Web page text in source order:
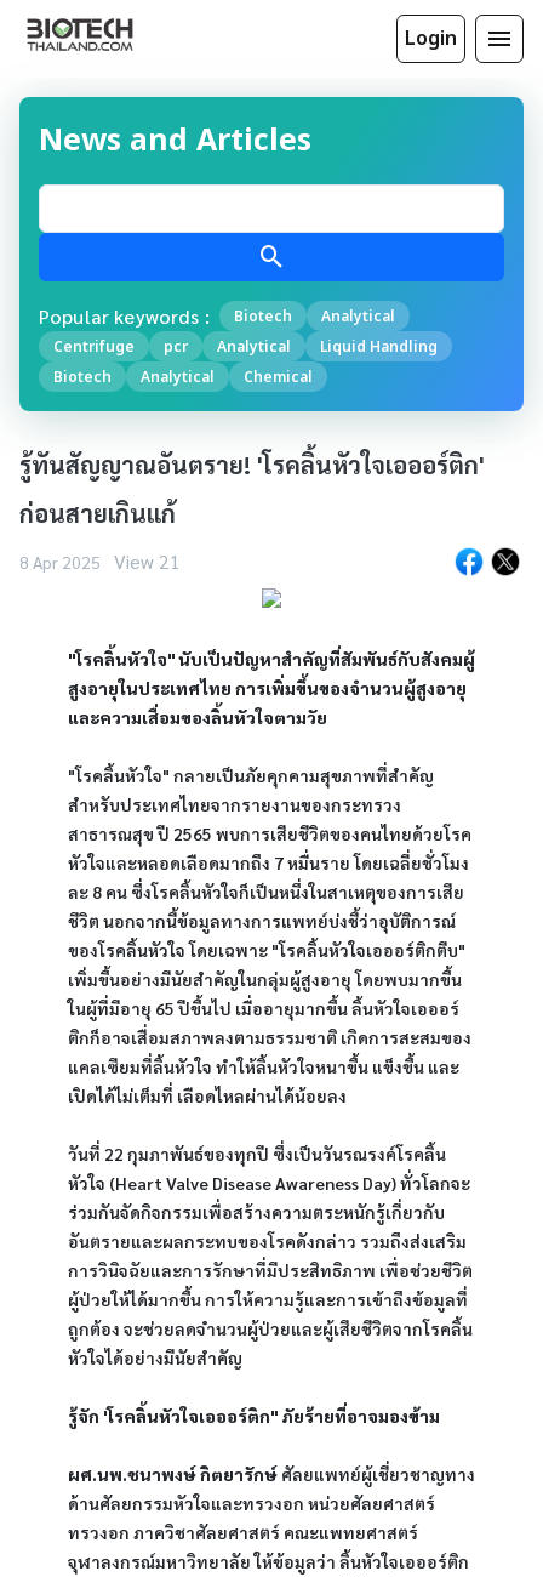
Login
News and Articles
Popular keywords : Biotech
Analytical
Centrifuge
pcr Analytical
Liquid Handling
Biotech
Analytical Chemical
รู้ทันสัญญาณอันตราย! 'โรคลิ้นหัวใจเอออร์ติก'
ก่อนสายเกินแก้
8 Apr 2025 View 21
"โรคลิ้นหัวใจ" นับเป็นปัญหาสำคัญที่สัมพันธ์กับสังคมผู้
สูงอายุในประเทศไทย การเพิ่มขึ้นของจำนวนผู้สูงอายุ
และความเสื่อมของลิ้นหัวใจตามวัย
"โรคลิ้นหัวใจ" กลายเป็นภัยคุกคามสุขภาพที่สำคัญ
สำหรับประเทศไทยจากรายงานของกระทรวง
สาธารณสุข ปี 2565 พบการเสียชีวิตของคนไทยด้วยโรค
หัวใจและหลอดเลือดมากถึง 7 หมื่นราย โดยเฉลี่ยชั่วโมง
ละ 8 คน ซึ่งโรคลิ้นหัวใจก็เป็นหนึ่งในสาเหตุของการเสีย
ชีวิต นอกจากนี้ข้อมูลทางการแพทย์บ่งชี้ว่าอุบัติการณ์
ของโรคลิ้นหัวใจ โดยเฉพาะ "โรคลิ้นหัวใจเอออร์ติกตีบ"
เพิ่มขึ้นอย่างมีนัยสำคัญในกลุ่มผู้สูงอายุ โดยพบมากขึ้น
ในผู้ที่มีอายุ 65 ปีขึ้นไป เมื่ออายุมากขึ้น ลิ้นหัวใจเอออร์
ติกก็อาจเสื่อมสภาพลงตามธรรมชาติ เกิดการสะสมของ
แคลเซียมที่ลิ้นหัวใจ ทำให้ลิ้นหัวใจหนาขึ้น แข็งขึ้น และ
เปิดได้ไม่เต็มที่ เลือดไหลผ่านได้น้อยลง
วันที่ 22 กุมภาพันธ์ของทุกปี ซึ่งเป็นวันรณรงค์โรคลิ้น
หัวใจ (Heart Valve Disease Awareness Day) ทั่วโลกจะ
ร่วมกันจัดกิจกรรมเพื่อสร้างความตระหนักรู้เกี่ยวกับ
อันตรายและผลกระทบของโรคดังกล่าว รวมถึงส่งเสริม
การวินิจฉัยและการรักษาที่มีประสิทธิภาพ เพื่อช่วยชีวิต
ผู้ป่วยให้ได้มากขึ้น การให้ความรู้และการเข้าถึงข้อมูลที่
ถูกต้อง จะช่วยลดจำนวนผู้ป่วยและผู้เสียชีวิตจากโรคลิ้น
หัวใจได้อย่างมีนัยสำคัญ
รู้จัก 'โรคลิ้นหัวใจเอออร์ติก" ภัยร้ายที่อาจมองข้าม
ผศ.นพ.ชนาพงษ์ กิตยารักษ์ ศัลยแพทย์ผู้เชี่ยวชาญทาง
ด้านศัลยกรรมหัวใจและทรวงอก หน่วยศัลยศาสตร์
ทรวงอก ภาควิชาศัลยศาสตร์ คณะแพทยศาสตร์
จุฬาลงกรณ์มหาวิทยาลัย ให้ข้อมูลว่า ลิ้นหัวใจเอออร์ติก